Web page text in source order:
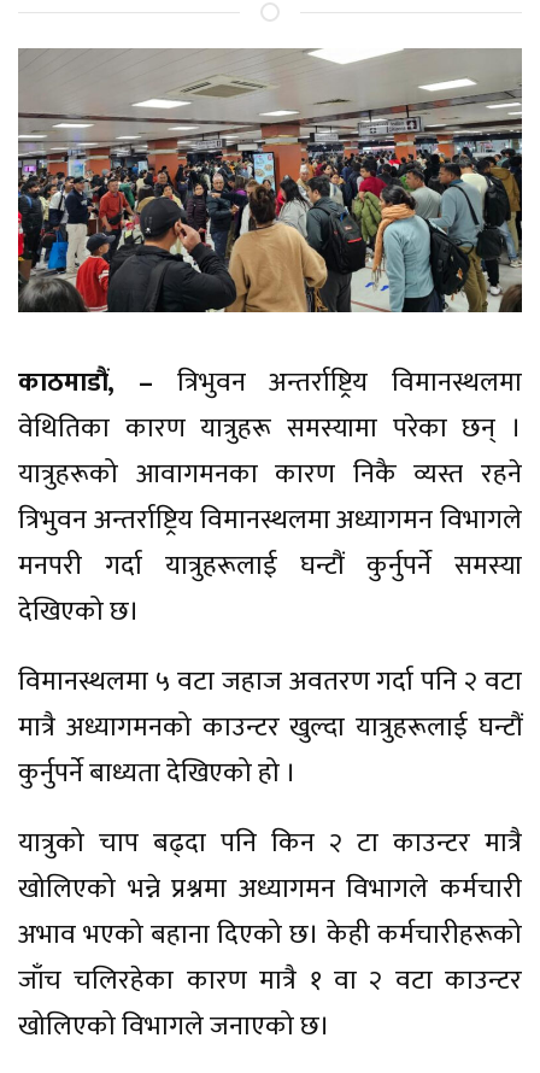
काठमाडौं, – त्रिभुवन अन्तर्राष्ट्रिय विमानस्थलमा
वेथितिका कारण यात्रुहरू समस्यामा परेका छन् ।
यात्रुहरूको आवागमनका कारण निकै व्यस्त रहने
त्रिभुवन अन्तर्राष्ट्रिय विमानस्थलमा अध्यागमन विभागले
मनपरी गर्दा यात्रुहरूलाई घन्टौं कुर्नुपर्ने समस्या
देखिएको छ।
विमानस्थलमा ५ वटा जहाज अवतरण गर्दा पनि २ वटा
मात्रै अध्यागमनको काउन्टर खुल्दा यात्रुहरूलाई घन्टौं
कुर्नुपर्ने बाध्यता देखिएको हो ।
यात्रुको चाप बढ्दा पनि किन २ टा काउन्टर मात्रै
खोलिएको भन्ने प्रश्नमा अध्यागमन विभागले कर्मचारी
अभाव भएको बहाना दिएको छ। केही कर्मचारीहरूको
जाँच चलिरहेका कारण मात्रै १ वा २ वटा काउन्टर
खोलिएको विभागले जनाएको छ।